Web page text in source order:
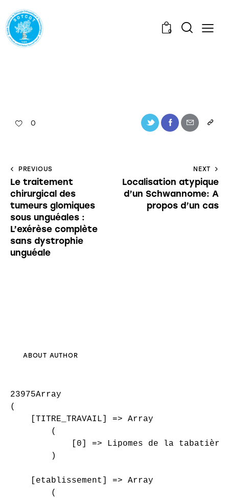
0
0
PREVIOUS
Le traitement
chirurgical des
tumeurs glomiques
sous unguéales :
L’exérèse complète
sans dystrophie
unguéale
NEXT
Localisation atypique
d’un Schwannome: A
propos d’un cas
ABOUT AUTHOR
23975Array
(
    [TITRE_TRAVAIL] => Array
        (
[0] => Lipomes de la
        )
    [etablissement] => Array
        (